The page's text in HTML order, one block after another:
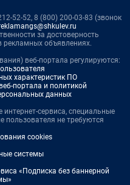
52-52, 8 (800) 200-03-83 (звонок
за достоверность
объявлениях.
веб-портала регулируются:
характеристик ПО
портала и политикой
данных
интернет-сервиса, специальные
пользователя не требуются
cookies
системы
«Подписка без баннерной